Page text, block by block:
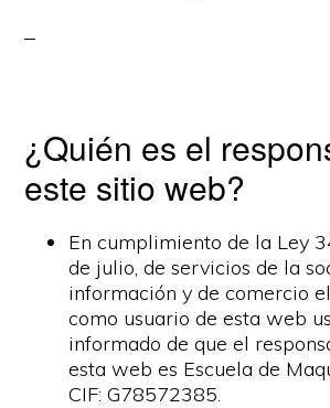
¿Quién es el
este sitio web?
En cumplimiento de la Ley
de julio, de servicios de la
información y de comercio
como usuario de esta web
informado de que el
esta web es Escuela de
CIF: G78572385.